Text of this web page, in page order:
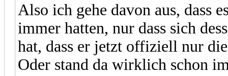
Also ich gehe davon aus, dass
immer hatten, nur dass sich
hat, dass er jetzt offiziell nur
Oder stand da wirklich schon